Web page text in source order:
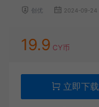
创优 2024-09-24
19.9 CY币
立即下载